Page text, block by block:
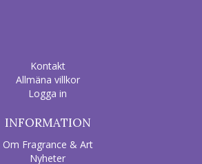
Kontakt
Allmäna villkor
Logga in
INFORMATION
Om Fragrance & Art
Nyheter